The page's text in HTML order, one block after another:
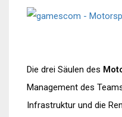
Die drei Säulen des
Management des
Infrastruktur und die